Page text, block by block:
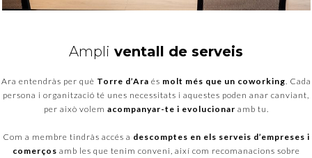
Ampli ventall de serveis
Ara entendràs per què Torre d’Ara és molt més que un coworking . Cada
persona i organització té unes necessitats i aquestes poden anar canviant,
per això volem acompanyar-te i evolucionar amb tu.
Com a membre tindràs accés a descomptes en els serveis d’empreses i
comerços amb les que tenim conveni així com recomanacions sobre